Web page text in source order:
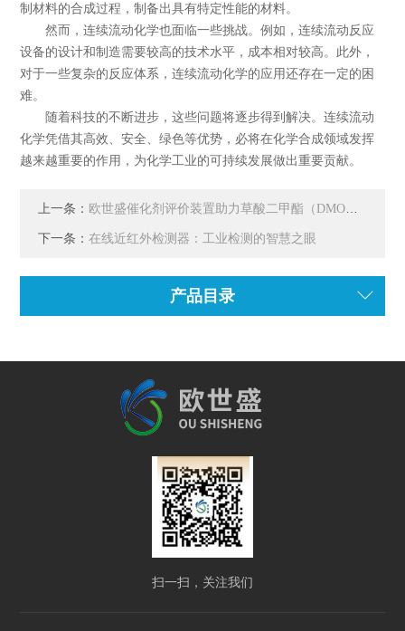
制材料的合成过程，制备出具有特定性能的材料。
然而，连续流动化学也面临一些挑战。例如，连续流动反应
设备的设计和制造需要较高的技术水平，成本相对较高。此外，
对于一些复杂的反应体系，连续流动化学的应用还存在一定的困
难。
随着科技的不断进步，这些问题将逐步得到解决。连续流动
化学凭借其高效、安全、绿色等优势，必将在化学合成领域发挥
越来越重要的作用，为化学工业的可持续发展做出重要贡献。
上一条： 欧世盛催化剂评价装置助力草酸二甲酯（DMO）选择性加氢研究
下一条：在线近红外检测器：工业检测的智慧之眼
产品目录
扫一扫，关注我们